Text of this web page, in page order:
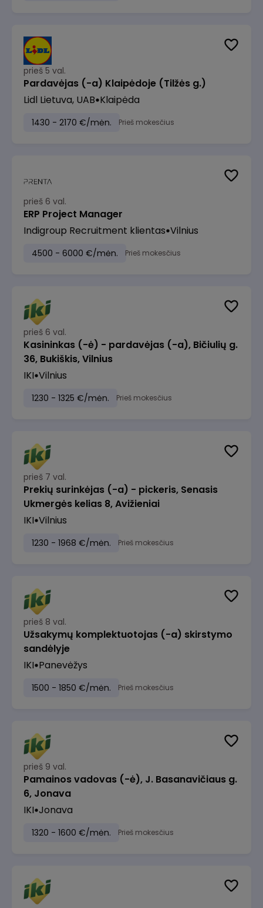
prieš 5 val.
Pardavėjas (-a) Klaipėdoje (Tilžės g.)
Lidl Lietuva, UAB Klaipėda
1430 - 2170 €/mėn. Prieš mokesčius
prieš 6 val.
ERP Project Manager
Indigroup Recruitment klientas Vilnius
4500 - 6000 €/mėn. Prieš mokesčius
prieš 6 val.
Kasininkas (-ė) - pardavėjas (-a), Bičiulių g.
36, Bukiškis, Vilnius
IKI Vilnius
1230 - 1325 €/mėn. Prieš mokesčius
prieš 7 val.
Prekių surinkėjas (-a) - pickeris, Senasis
Ukmergės kelias 8, Avižieniai
IKI Vilnius
1230 - 1968 €/mėn. Prieš mokesčius
prieš 8 val.
Užsakymų komplektuotojas (-a) skirstymo
sandėlyje
IKI Panevėžys
1500 - 1850 €/mėn. Prieš mokesčius
prieš 9 val.
Pamainos vadovas (-ė), J. Basanavičiaus g.
6, Jonava
IKI Jonava
1320 - 1600 €/mėn. Prieš mokesčius